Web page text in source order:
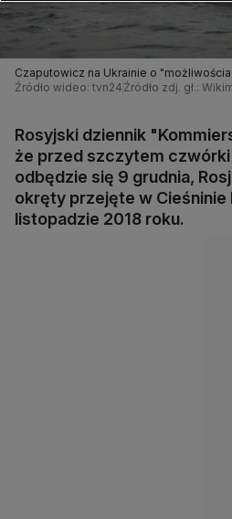
Czaputowicz na Ukrainie o
Źródło wideo: tvn24 Źródło zdj. gł.:
Rosyjski dziennik
że przed szczytem
odbędzie się 9 grudnia,
okręty przejęte w
listopadzie 2018 roku.